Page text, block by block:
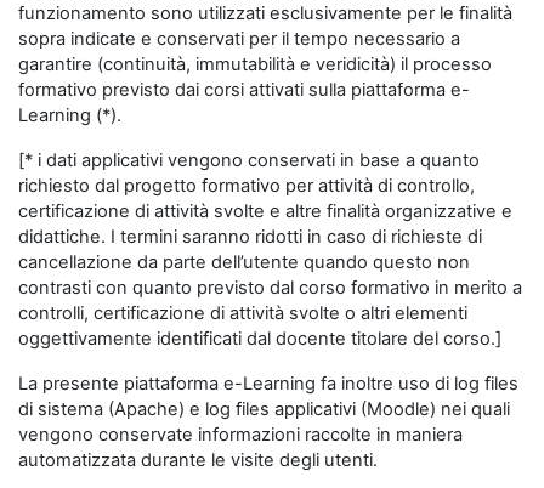
funzionamento sono utilizzati esclusivamente per le finalità
sopra indicate e conservati per il tempo necessario a
garantire (continuità, immutabilità e veridicità) il processo
formativo previsto dai corsi attivati sulla piattaforma e-
Learning (*).
[* i dati applicativi vengono conservati in base a quanto
richiesto dal progetto formativo per attività di controllo,
certificazione di attività svolte e altre finalità organizzative e
didattiche. I termini saranno ridotti in caso di richieste di
cancellazione da parte dell’utente quando questo non
contrasti con quanto previsto dal corso formativo in merito a
controlli, certificazione di attività svolte o altri elementi
oggettivamente identificati dal docente titolare del corso.]
La presente piattaforma e-Learning fa inoltre uso di log files
di sistema (Apache) e log files applicativi (Moodle) nei quali
vengono conservate informazioni raccolte in maniera
automatizzata durante le visite degli utenti.